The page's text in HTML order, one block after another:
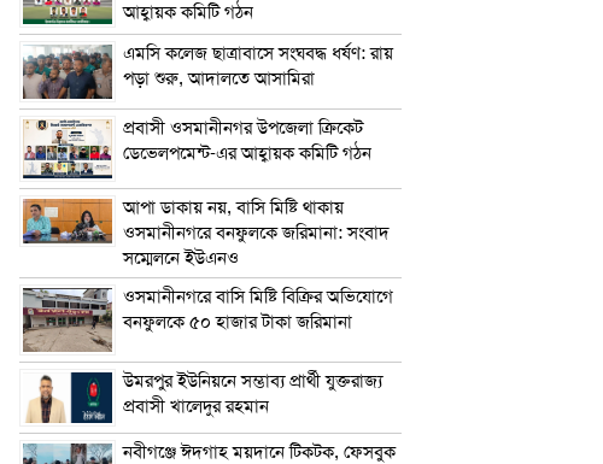
আহ্বায়ক কমিটি গঠন
এম‌সি কলেজ ছাত্রাবাসে সংঘবদ্ধ ধর্ষণ: রায়
পড়া শুরু, আদালতে আসামিরা
প্রবাসী ওসমানীনগর উপজেলা ক্রিকেট
ডেভেলপমেন্ট-এর আহ্বায়ক কমিটি গঠন
আপা ডাকায় নয়, বাসি মিষ্টি থাকায়
ওসমানীনগরে বনফুলকে জরিমানা: সংবাদ
সম্মেলনে ইউএনও
ওসমানীনগরে বাসি মিষ্টি বিক্রির অভিযোগে
বনফুলকে ৫০ হাজার টাকা জরিমানা
উমরপুর ইউনিয়নে সম্ভাব্য প্রার্থী যুক্তরাজ্য
প্রবাসী খালেদুর রহমান
নবীগঞ্জে ঈদগাহ ময়দানে টিকটক, ফেসবুক